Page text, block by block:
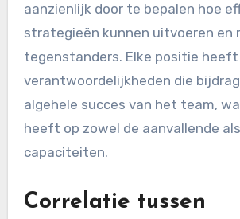
aanzienlijk door te bepalen hoe
strategieën kunnen uitvoeren en
tegenstanders. Elke positie heeft
verantwoordelijkheden die
algehele succes van het team,
heeft op zowel de aanvallende
capaciteiten.
Correlatie tussen